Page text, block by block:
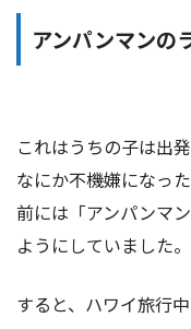
アンパンマンの
これはうちの子は出
なにか不機嫌になっ
前には「アンパンマ
ようにしていました。
すると、ハワイ旅行